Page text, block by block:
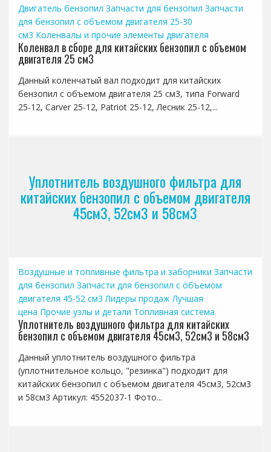
Двигатель бензопил Запчасти для бензопил Запчасти
для бензопил с объемом двигателя 25-30
см3 Коленвалы и прочие элементы двигателя
Коленвал в сборе для китайских бензопил с объемом
двигателя 25 см3
Данный коленчатый вал подходит для китайских
бензопил с объемом двигателя 25 см3, типа Forward
25-12, Carver 25-12, Patriot 25-12, Лесник 25-12,...
Уплотнитель воздушного фильтра для
китайских бензопил с объемом двигателя
45см3, 52см3 и 58см3
Воздушные и топливные фильтра и заборники Запчасти
для бензопил Запчасти для бензопил с объемом
двигателя 45-52 см3 Лидеры продаж Лучшая
цена Прочие узлы и детали Топливная система
Уплотнитель воздушного фильтра для китайских
бензопил с объемом двигателя 45см3, 52см3 и 58см3
Данный уплотнитель воздушного фильтра
(уплотнительное кольцо, "резинка") подходит для
китайских бензопил с объемом двигателя 45см3, 52см3
и 58см3 Артикул: 4552037-1 Фото...